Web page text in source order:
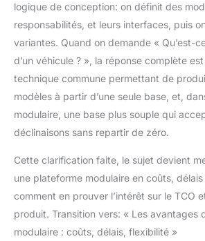
logique de conception: on définit des
responsabilités, et leurs interfaces, puis
variantes. Quand on demande « Qu’est-
d’un véhicule ? », la réponse complète
technique commune permettant de
modèles à partir d’une seule base, et,
modulaire, une base plus souple qui
déclinaisons sans repartir de zéro.
Cette clarification faite, le sujet devient
une plateforme modulaire en coûts,
comment en prouver l’intérêt sur le TCO
produit. Transition vers: « Les avantages
modulaire : coûts, délais, flexibilité »